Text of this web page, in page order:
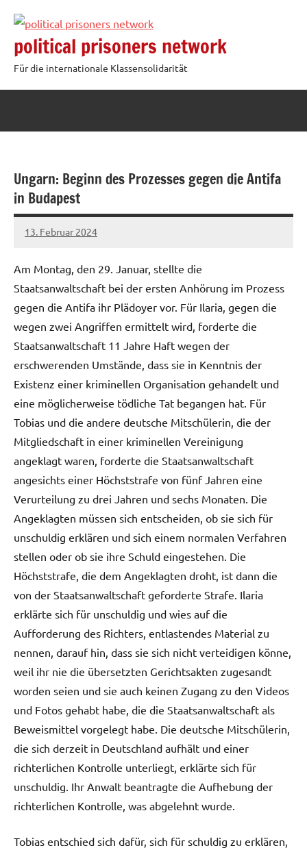
Inhalt
springen
political prisoners network
Für die internationale Klassensolidarität
Ungarn: Beginn des Prozesses gegen die Antifa
in Budapest
13. Februar 2024
network
Am Montag, den 29. Januar, stellte die
Staatsanwaltschaft bei der ersten Anhörung im Prozess
gegen die Antifa ihr Plädoyer vor. Für Ilaria, gegen die
wegen zwei Angriffen ermittelt wird, forderte die
Staatsanwaltschaft 11 Jahre Haft wegen der
erschwerenden Umstände, dass sie in Kenntnis der
Existenz einer kriminellen Organisation gehandelt und
eine möglicherweise tödliche Tat begangen hat. Für
Tobias und die andere deutsche Mitschülerin, die der
Mitgliedschaft in einer kriminellen Vereinigung
angeklagt waren, forderte die Staatsanwaltschaft
angesichts einer Höchststrafe von fünf Jahren eine
Verurteilung zu drei Jahren und sechs Monaten. Die
Angeklagten müssen sich entscheiden, ob sie sich für
unschuldig erklären und sich einem normalen Verfahren
stellen oder ob sie ihre Schuld eingestehen. Die
Höchststrafe, die dem Angeklagten droht, ist dann die
von der Staatsanwaltschaft geforderte Strafe. Ilaria
erklärte sich für unschuldig und wies auf die
Aufforderung des Richters, entlastendes Material zu
nennen, darauf hin, dass sie sich nicht verteidigen könne,
weil ihr nie die übersetzten Gerichtsakten zugesandt
worden seien und sie auch keinen Zugang zu den Videos
und Fotos gehabt habe, die die Staatsanwaltschaft als
Beweismittel vorgelegt habe. Die deutsche Mitschülerin,
die sich derzeit in Deutschland aufhält und einer
richterlichen Kontrolle unterliegt, erklärte sich für
unschuldig. Ihr Anwalt beantragte die Aufhebung der
richterlichen Kontrolle, was abgelehnt wurde.
Tobias entschied sich dafür, sich für schuldig zu erklären,